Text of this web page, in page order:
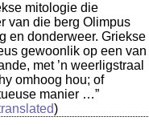
mitologie die
van die berg Olimpus
en donderweer. Griekse
gewoonlik op een van
met ’n weerligstraal
omhoog hou; of
manier …”
)